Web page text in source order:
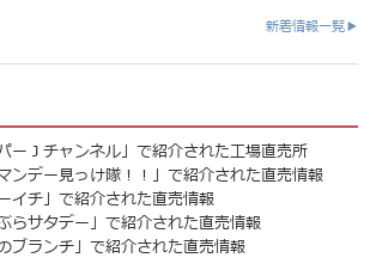
新着情報一覧▶
パーＪチャンネル」で紹介された工場直売所
マンデー見っけ隊！！」で紹介された直売情報
イチ」で紹介された直売情報
らサタデー」で紹介された直売情報
ブランチ」で紹介された直売情報